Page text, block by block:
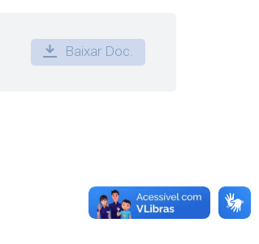
Baixar Doc.